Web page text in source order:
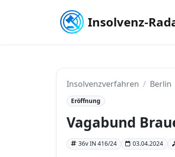
Insolvenz-
Insolvenzverfahren Berlin
Eröffnung
Vagabund
36v IN 416/24 03.04.2024